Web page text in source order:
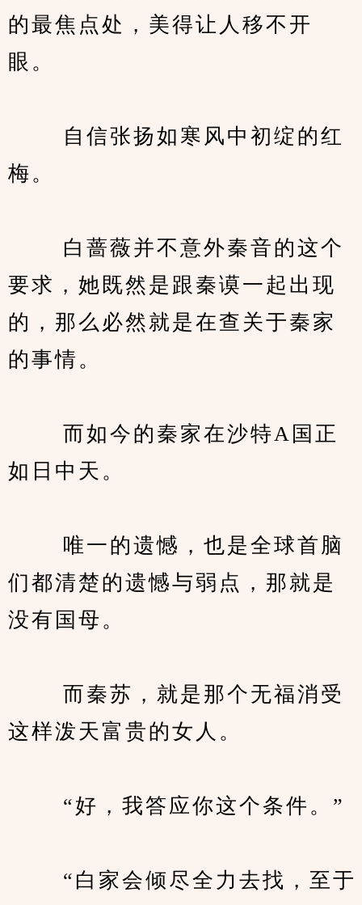
的最焦点处，美得让人移不开
眼。
自信张扬如寒风中初绽的红
梅。
白蔷薇并不意外秦音的这个
要求，她既然是跟秦谟一起出现
的，那么必然就是在查关于秦家
的事情。
而如今的秦家在沙特A国正
如日中天。
唯一的遗憾，也是全球首脑
们都清楚的遗憾与弱点，那就是
没有国母。
而秦苏，就是那个无福消受
这样泼天富贵的女人。
“好，我答应你这个条件。”
“白家会倾尽全力去找，至于